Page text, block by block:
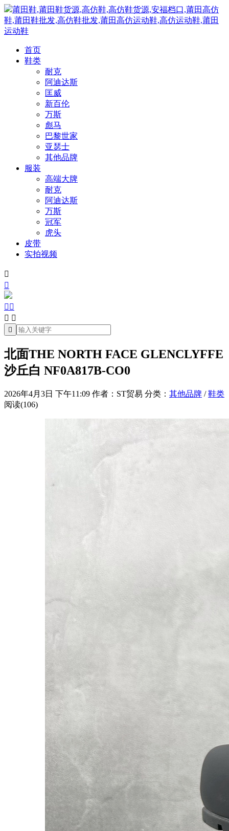
莆田鞋,莆田鞋货源,高仿鞋,高仿鞋货源,安福档口,莆田高仿
鞋,莆田鞋批发,高仿鞋批发,莆田高仿运动鞋,高仿运动鞋,莆田
运动鞋
首页
鞋类
耐克
阿迪达斯
匡威
新百伦
万斯
彪马
巴黎世家
亚瑟士
其他品牌
服装
高端大牌
耐克
阿迪达斯
万斯
冠军
虎头
皮带
实拍视频


 
 

北面THE NORTH FACE GLENCLYFFE
沙丘白 NF0A817B-CO0
2026年4月3日 下午11:09 作者：ST贸易 分类： 其他品牌 /鞋类
阅读(106)